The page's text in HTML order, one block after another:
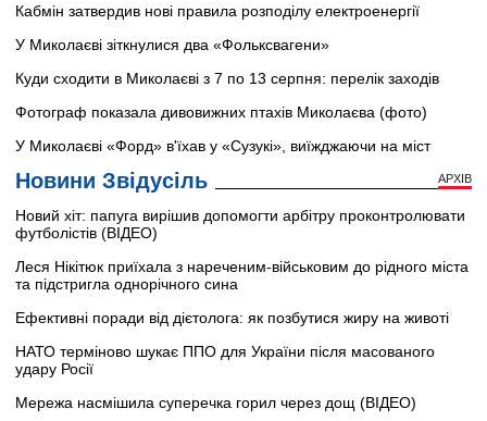
Кабмін затвердив нові правила розподілу електроенергії
У Миколаєві зіткнулися два «Фольксвагени»
Куди сходити в Миколаєві з 7 по 13 серпня: перелік заходів
Фотограф показала дивовижних птахів Миколаєва (фото)
У Миколаєві «Форд» в'їхав у «Сузукі», виїжджаючи на міст
Новини Звідусіль АРХІВ
Новий хіт: папуга вирішив допомогти арбітру проконтролювати
футболістів (ВІДЕО)
Леся Нікітюк приїхала з нареченим-військовим до рідного міста
та підстригла однорічного сина
Ефективні поради від дієтолога: як позбутися жиру на животі
НАТО терміново шукає ППО для України після масованого
удару Росії
Мережа насмішила суперечка горил через дощ (ВІДЕО)